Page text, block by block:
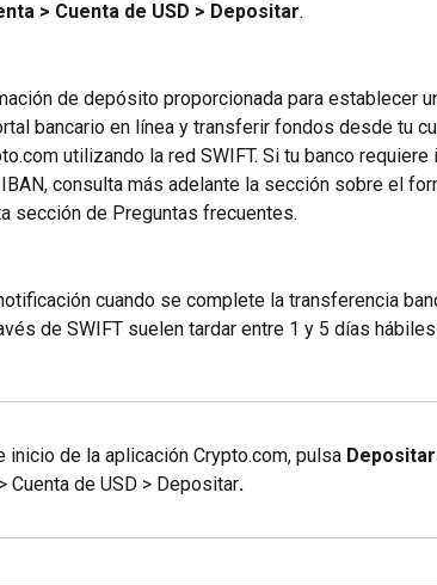
> Cuenta de USD > Depositar.
de depósito proporcionada para establecer
bancario en línea y transferir fondos desde tu
utilizando la red SWIFT. Si tu banco requiere
consulta más adelante la sección sobre el
sección de Preguntas frecuentes.
cuando se complete la transferencia
de SWIFT suelen tardar entre 1 y 5 días
inicio de la aplicación Crypto.com, pulsa Depositar
Cuenta de USD > Depositar.